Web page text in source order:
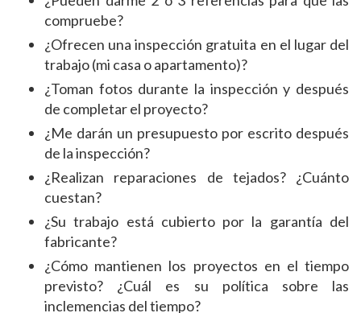
compruebe?
¿Ofrecen una inspección gratuita en el lugar del
trabajo (mi casa o apartamento)?
¿Toman fotos durante la inspección y después
de completar el proyecto?
¿Me darán un presupuesto por escrito después
de la inspección?
¿Realizan reparaciones de tejados? ¿Cuánto
cuestan?
¿Su trabajo está cubierto por la garantía del
fabricante?
¿Cómo mantienen los proyectos en el tiempo
previsto? ¿Cuál es su política sobre las
inclemencias del tiempo?